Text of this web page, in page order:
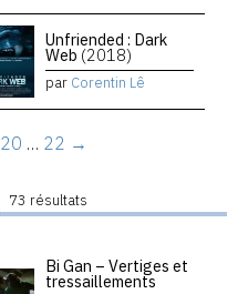
Unfriended : Dark
Web (2018)
par Corentin Lê
20 … 22 →
73 résultats
Bi Gan – Vertiges et
tressaillements